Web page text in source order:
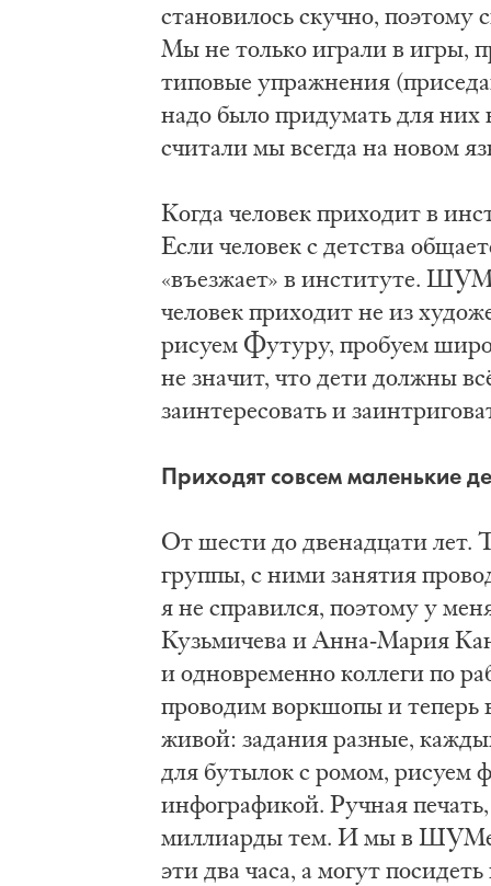
становилось скучно, поэтому
Мы не только играли в игры,
типовые упражнения
надо было придумать для
считали мы всегда на новом
Когда человек приходит в
Если человек с детства
«въезжает» в институте.
человек приходит не из
рисуем Футуру, пробуем
не значит, что дети должны
заинтересовать и
Приходят совсем маленькие
От шести до двенадцати лет.
группы, с ними занятия
я не справился, поэтому у
Кузьмичева и Анна-Мария
и одновременно коллеги по
проводим воркшопы и
живой: задания разные,
для бутылок с ромом, рисуем
инфографикой. Ручная
миллиарды тем. И мы в ШУМе
эти два часа, а могут